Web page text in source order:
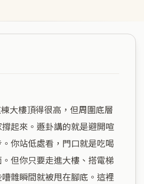
起來。遯卦講的就是避開喧
你站低處看，門口就是吃喝
但你只要走進大樓、搭電梯
雜瞬間就被甩在腳底。這裡